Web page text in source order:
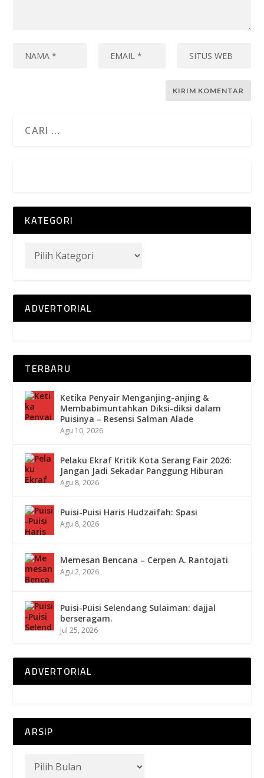
KATEGORI
ADVERTORIAL
TERBARU
Ketika Penyair Menganjing-anjing &
Membabimuntahkan Diksi-diksi dalam
Puisinya – Resensi Salman Alade
Agu 10, 2026
Pelaku Ekraf Kritik Kota Serang Fair 2026:
Jangan Jadi Sekadar Panggung Hiburan
Agu 8, 2026
Puisi-Puisi Haris Hudzaifah: Spasi
Agu 8, 2026
Memesan Bencana – Cerpen A. Rantojati
Agu 2, 2026
Puisi-Puisi Selendang Sulaiman: dajjal
berseragam.
Jul 25, 2026
ADVERTORIAL
ARSIP